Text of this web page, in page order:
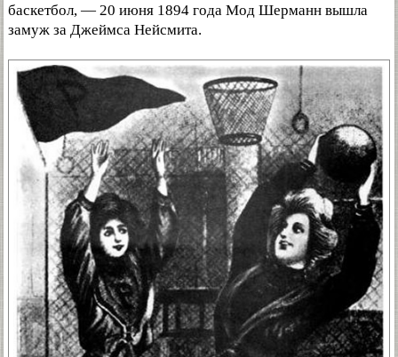
баскетбол, — 20 июня 1894 года Мод Шерманн вышла
замуж за Джеймса Нейсмита.